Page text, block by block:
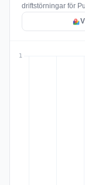
driftstörningar för